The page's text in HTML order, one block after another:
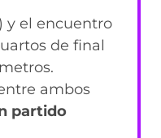
y el encuentro
de final
ambos
partido